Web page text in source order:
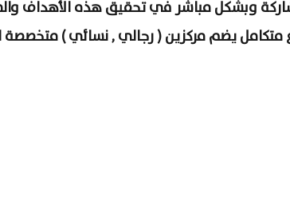
وبشكل مباشر في تحقيق هذه الأهداف
متكامل يضم مركزين ( رجالي , نسائي ) متخصصة